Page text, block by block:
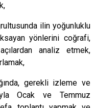
ilin yoğunluklu
yönlerini coğrafi,
analiz etmek,
gerekli izleme ve
Ocak ve Temmuz